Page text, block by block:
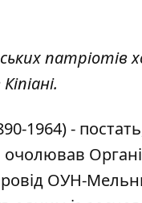
1964) -
ОУН-